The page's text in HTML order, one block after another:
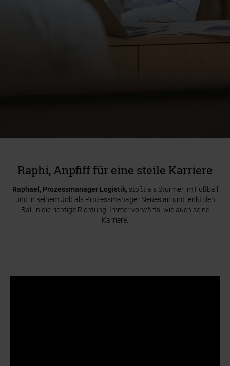
Raphi, Anpfiff für eine steile Karriere
Raphael, Prozessmanager Logistik, stößt als Stürmer im Fußball
und in seinem Job als Prozessmanager Neues an und lenkt den
Ball in die richtige Richtung. Immer vorwärts, wie auch seine
Karriere.